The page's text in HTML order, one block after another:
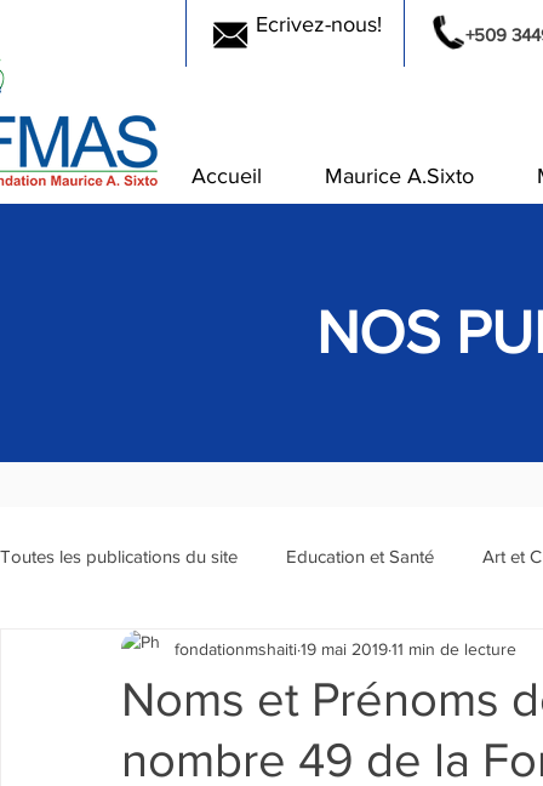
Accueil Maurice A.Sixto
+509
Ecrivez-nous!
NOS
Toutes les publications du site Education et Santé Art et
Sensibilisation et Environement Evénements/Rubriques
Noms et Prénoms
nombre 49 de la
fondationmshaiti19 mai 201911 min de lecture